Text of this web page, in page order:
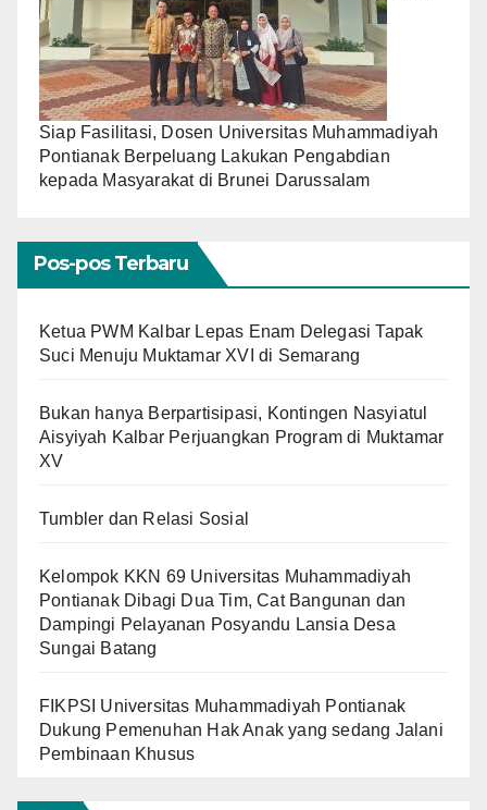
Siap Fasilitasi, Dosen Universitas Muhammadiyah
Pontianak Berpeluang Lakukan Pengabdian
kepada Masyarakat di Brunei Darussalam
Pos-pos Terbaru
Ketua PWM Kalbar Lepas Enam Delegasi Tapak
Suci Menuju Muktamar XVI di Semarang
Bukan hanya Berpartisipasi, Kontingen Nasyiatul
Aisyiyah Kalbar Perjuangkan Program di Muktamar
XV
Tumbler dan Relasi Sosial
Kelompok KKN 69 Universitas Muhammadiyah
Pontianak Dibagi Dua Tim, Cat Bangunan dan
Dampingi Pelayanan Posyandu Lansia Desa
Sungai Batang
FIKPSI Universitas Muhammadiyah Pontianak
Dukung Pemenuhan Hak Anak yang sedang Jalani
Pembinaan Khusus